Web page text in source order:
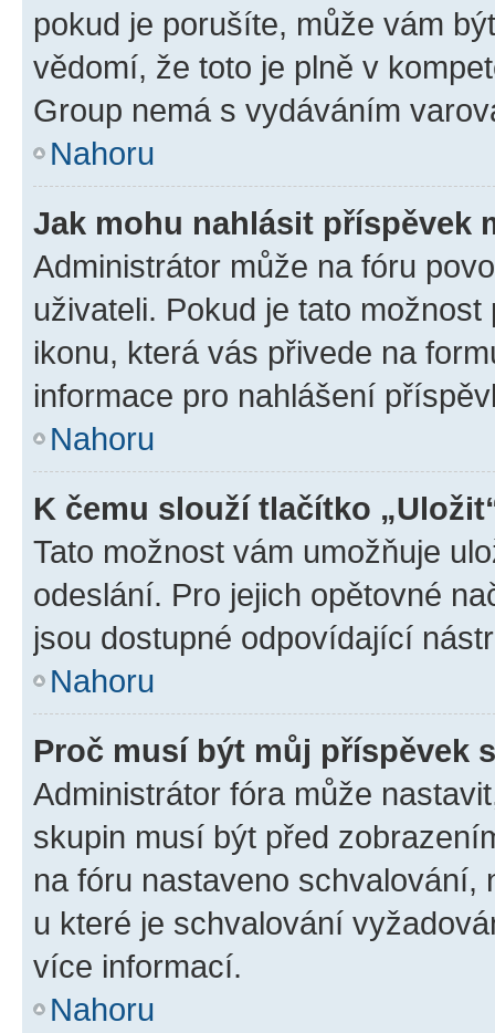
pokud je porušíte, může vám
vědomí, že toto je plně v
Group nemá s vydáváním
Nahoru
Jak mohu nahlásit příspěvek
Administrátor může na fóru
uživateli. Pokud je tato
ikonu, která vás přivede na
informace pro nahlášení
Nahoru
K čemu slouží tlačítko
Tato možnost vám umožňuje
odeslání. Pro jejich opětovné
jsou dostupné odpovídající
Nahoru
Proč musí být můj příspěvek
Administrátor fóra může
skupin musí být před
na fóru nastaveno schvalování,
u které je schvalování
více informací.
Nahoru